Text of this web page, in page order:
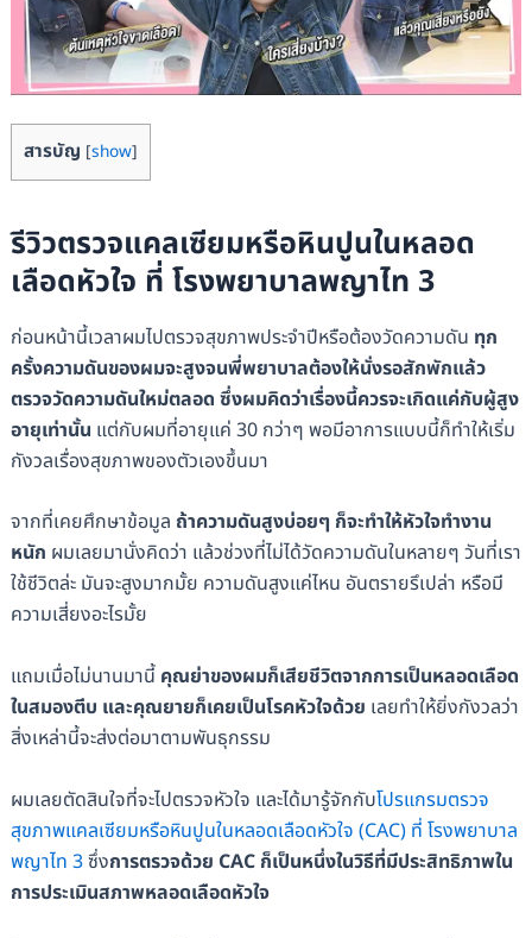
สารบัญ [show]
รีวิวตรวจแคลเซียมหรือหินปูนในหลอด
เลือดหัวใจ ที่ โรงพยาบาลพญาไท 3
ก่อนหน้านี้เวลาผมไปตรวจสุขภาพประจำปีหรือต้องวัดความดัน ทุก
ครั้งความดันของผมจะสูงจนพี่พยาบาลต้องให้นั่งรอสักพักแล้ว
ตรวจวัดความดันใหม่ตลอด ซึ่งผมคิดว่าเรื่องนี้ควรจะเกิดแค่กับผู้สูง
อายุเท่านั้น แต่กับผมที่อายุแค่ 30 กว่าๆ พอมีอาการแบบนี้ก็ทำให้เริ่ม
กังวลเรื่องสุขภาพของตัวเองขึ้นมา
จากที่เคยศึกษาข้อมูล ถ้าความดันสูงบ่อยๆ ก็จะทำให้หัวใจทำงาน
หนัก ผมเลยมานั่งคิดว่า แล้วช่วงที่ไม่ได้วัดความดันในหลายๆ วันที่เรา
ใช้ชีวิตล่ะ มันจะสูงมากมั้ย ความดันสูงแค่ไหน อันตรายรึเปล่า หรือมี
ความเสี่ยงอะไรมั้ย
แถมเมื่อไม่นานมานี้ คุณย่าของผมก็เสียชีวิตจากการเป็นหลอดเลือด
ในสมองตีบ และคุณยายก็เคยเป็นโรคหัวใจด้วย เลยทำให้ยิ่งกังวลว่า
สิ่งเหล่านี้จะส่งต่อมาตามพันธุกรรม
ผมเลยตัดสินใจที่จะไปตรวจหัวใจ และได้มารู้จักกับโปรแกรมตรวจ
สุขภาพแคลเซียมหรือหินปูนในหลอดเลือดหัวใจ (CAC) ที่ โรงพยาบาล
พญาไท 3ซึ่งการตรวจด้วย CAC ก็เป็นหนึ่งในวิธีที่มีประสิทธิภาพใน
การประเมินสภาพหลอดเลือดหัวใจ